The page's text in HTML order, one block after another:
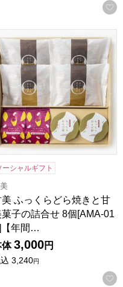
6個入【年間ギフト】
入りに登録する
美 ふっくらどら焼きと甘
ーシャルギフト
美 ふっくらどら焼きと甘
菓子の詰合せ 8個[AMA-01
【年間…
体 3,000円
3,240円